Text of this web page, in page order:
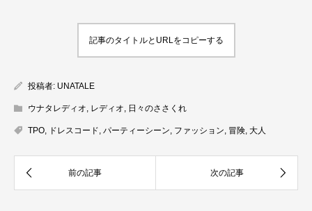
記事のタイトルとURLをコピーする
投稿者: UNATALE
ウナタレディオ, レディオ, 日々のささくれ
TPO, ドレスコード, パーティーシーン, ファッション, 冒険, 大人